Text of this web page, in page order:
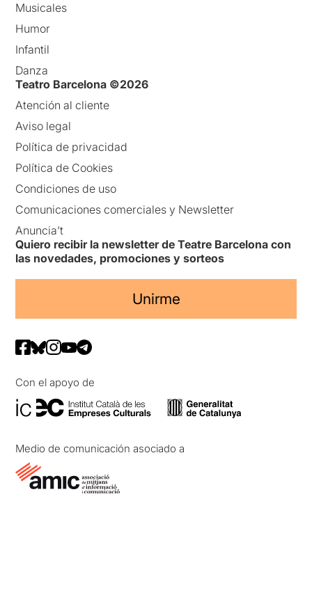
Musicales
Humor
Infantil
Danza
Teatro Barcelona ©2026
Atención al cliente
Aviso legal
Política de privacidad
Política de Cookies
Condiciones de uso
Comunicaciones comerciales y Newsletter
Anuncia’t
Quiero recibir la newsletter de Teatre Barcelona con
las novedades, promociones y sorteos
Unirme
Con el apoyo de
Medio de comunicación asociado a